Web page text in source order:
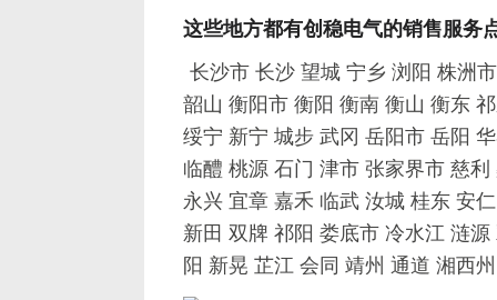
这些地方都有创稳电气的销售服务
长沙市 长沙 望城 宁乡 浏阳 株洲
韶山 衡阳市 衡阳 衡南 衡山 衡东
绥宁 新宁 城步 武冈 岳阳市 岳阳
临醴 桃源 石门 津市 张家界市 慈
永兴 宜章 嘉禾 临武 汝城 桂东 安
新田 双牌 祁阳 娄底市 冷水江 涟
阳 新晃 芷江 会同 靖州 通道 湘西